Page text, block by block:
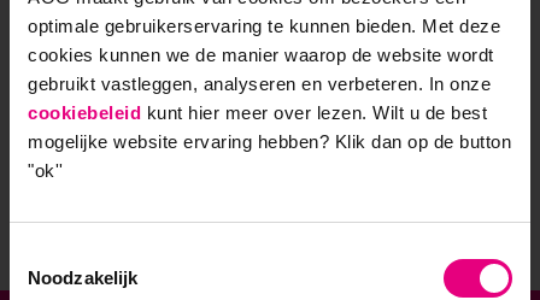
optimale gebruikerservaring te kunnen bieden. Met deze
cookies kunnen we de manier waarop de website wordt
gebruikt vastleggen, analyseren en verbeteren. In onze
cookiebeleid kunt hier meer over lezen. Wilt u de best
mogelijke website ervaring hebben? Klik dan op de button
"ok''
Noodzakelijk
Blijf geïnspireerd en altijd op de hoogte! Ontvang
regelmatig vernieuwende kennisartikelen, uitnodigingen
voor (gratis) inspiratiesessies en relevante updates over
onze academische opleidingen.